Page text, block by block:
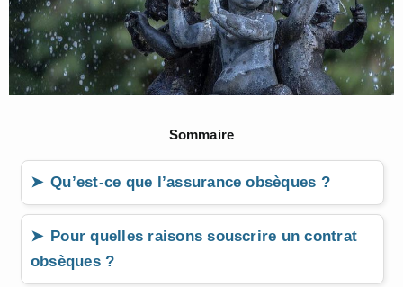
Sommaire
Qu’est-ce que l’assurance obsèques ?
Pour quelles raisons souscrire un contrat
obsèques ?